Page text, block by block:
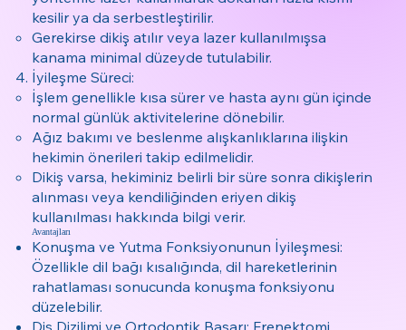
kesilir ya da serbestleştirilir.
Gerekirse dikiş atılır veya lazer kullanılmışsa
kanama minimal düzeyde tutulabilir.
İyileşme Süreci:
İşlem genellikle kısa sürer ve hasta aynı gün içinde
normal günlük aktivitelerine dönebilir.
Ağız bakımı ve beslenme alışkanlıklarına ilişkin
hekimin önerileri takip edilmelidir.
Dikiş varsa, hekiminiz belirli bir süre sonra dikişlerin
alınması veya kendiliğinden eriyen dikiş
kullanılması hakkında bilgi verir.
Avantajları
Konuşma ve Yutma Fonksiyonunun İyileşmesi:
Özellikle dil bağı kısalığında, dil hareketlerinin
rahatlaması sonucunda konuşma fonksiyonu
düzelebilir.
Diş Dizilimi ve Ortodontik Başarı: Frenektomi,